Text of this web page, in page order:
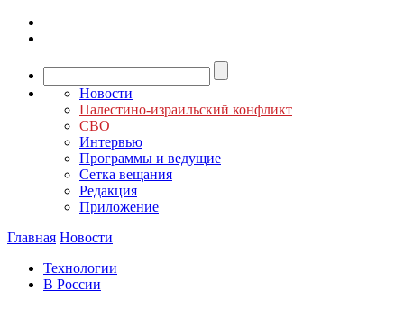
Новости
Палестино-израильский конфликт
СВО
Интервью
Программы и ведущие
Сетка вещания
Редакция
Приложение
Главная Новости
Технологии
В России